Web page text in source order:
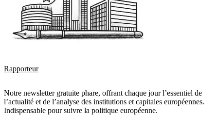
Rapporteur
Notre newsletter gratuite phare, offrant chaque jour l’essentiel de
l’actualité et de l’analyse des institutions et capitales européennes.
Indispensable pour suivre la politique européenne.